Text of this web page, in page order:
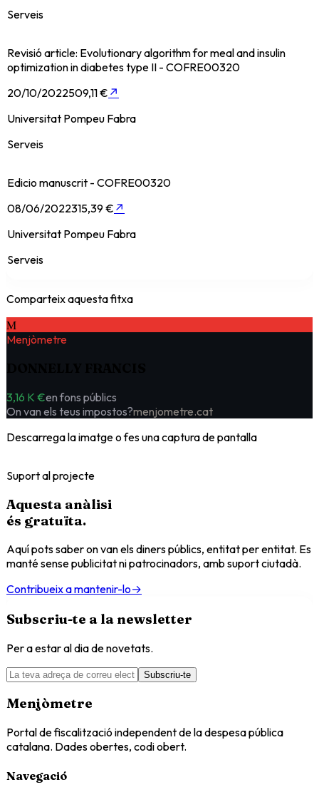
Serveis
Revisió article: Evolutionary algorithm for meal and insulin
optimization in diabetes type II - COFRE00320
20/10/2022509,11 € ↗
Universitat Pompeu Fabra
Serveis
Edicio manuscrit - COFRE00320
08/06/2022315,39 € ↗
Universitat Pompeu Fabra
Serveis
Comparteix aquesta fitxa
M
Menjòmetre
3,16 K €en fons públics
On van els teus impostos?menjometre.cat
Descarrega la imatge o fes una captura de pantalla
Suport al projecte
Aquesta anàlisi
és gratuïta.
Aquí pots saber on van els diners públics, entitat per entitat. Es
manté sense publicitat ni patrocinadors, amb suport ciutadà.
Contribueix a mantenir-lo→
Subscriu-te a la newsletter
Per a estar al dia de novetats.
Subscriu-te
Menjòmetre
Portal de fiscalització independent de la despesa pública
catalana. Dades obertes, codi obert.
Navegació